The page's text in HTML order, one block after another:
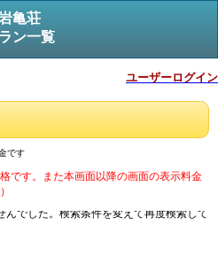
亀荘
ン一覧
ユーザーログイン
です
です。また本画面以降の画面の表示料金
んでした。検索条件を変えて再度検索して